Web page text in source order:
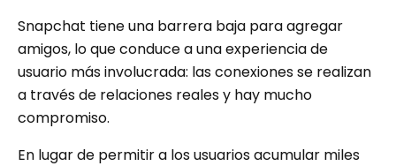
Snapchat tiene una barrera baja para agregar
amigos, lo que conduce a una experiencia de
usuario más involucrada: las conexiones se realizan
a través de relaciones reales y hay mucho
compromiso.
En lugar de permitir a los usuarios acumular miles